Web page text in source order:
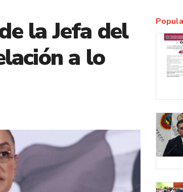
la Jefa del
a lo